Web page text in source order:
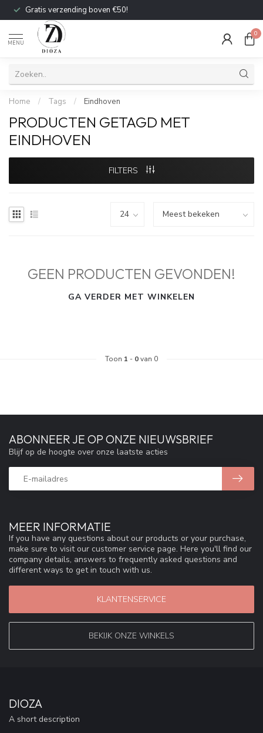
Gratis verzending boven €50!
MENU
0
Home / Tags / Eindhoven
PRODUCTEN GETAGD MET
EINDHOVEN
FILTERS
GEEN PRODUCTEN GEVONDEN!
GA VERDER MET WINKELEN
Toon 1 - 0van 0
MEER INFORMATIE
If you have any questions about our products or your purchase,
make sure to visit our customer service page. Here you'll find our
company details, answers to frequently asked questions and
different ways to get in touch with us.
KLANTENSERVICE
BEKIJK ONZE WINKELS
ABONNEER JE OP ONZE NIEUWSBRIEF
Blijf op de hoogte over onze laatste acties
DIOZA
A short description